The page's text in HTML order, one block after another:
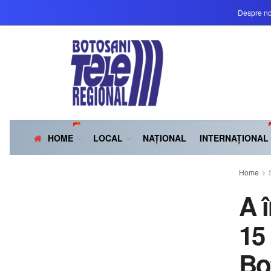
Despre
HOME LOCAL NAȚIONAL INTERNAȚIONAL
Home
A